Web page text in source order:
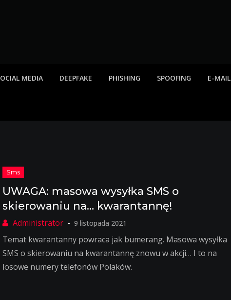
MEDIA DEEPFAKE PHISHING SPOOFING E-MAIL
UWAGA: masowa wysyłka SMS o
skierowaniu na… kwarantannę!
9 listopada 2021
Temat kwarantanny powraca jak bumerang. Masowa wysyłka
SMS o skierowaniu na kwarantannę znowu w akcji… I to na
losowe numery telefonów Polaków.